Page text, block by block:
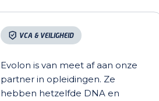
VCA & VEILIGHEID
Evolon is van meet af aan onze
partner in opleidingen. Ze
hebben hetzelfde DNA en